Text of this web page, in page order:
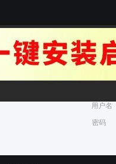
用户名
密码